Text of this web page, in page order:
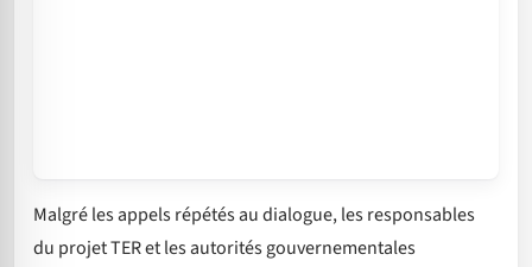
Malgré les appels répétés au dialogue, les responsables
du projet TER et les autorités gouvernementales